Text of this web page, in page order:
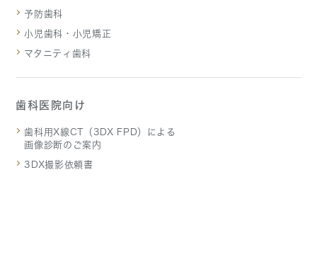
予防歯科
小児歯科・小児矯正
マタニティ歯科
歯科医院向け
歯科用X線CT（3DX FPD）による
画像診断のご案内
3DX撮影依頼書